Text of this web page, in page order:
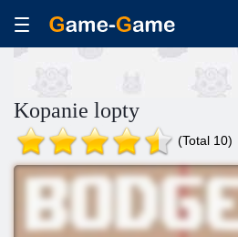
Kopanie lopty
(Total 10)